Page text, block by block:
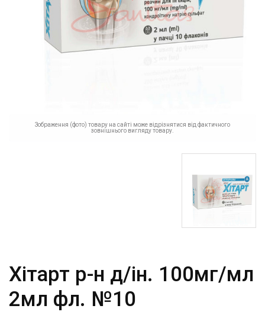
Зображення (фото) товару на сайті може відрізнятися від фактичного
зовнішнього вигляду товару.
Хітарт р-н д/ін. 100мг/мл
2мл фл. №10